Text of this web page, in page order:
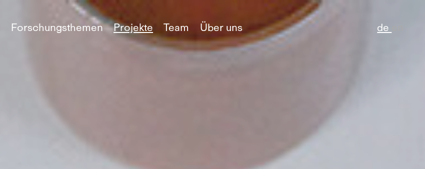
Forschungsthemen Projekte Team Über uns de